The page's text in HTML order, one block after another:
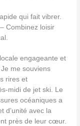
qui fait vibrer.
– Combinez loisir
engageante et
me souviens
rires et
midi de jet ski. Le
océaniques a
d’unité avec la
près de leur cœur.